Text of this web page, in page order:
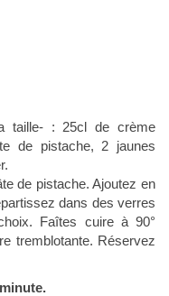
taille- : 25cl de crème
de pistache, 2 jaunes
de pistache. Ajoutez en
dans des verres
Faîtes cuire à 90°
tremblotante. Réservez